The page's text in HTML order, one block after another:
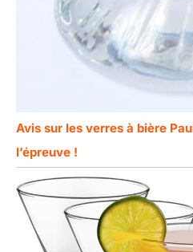
Avis sur les verres à bière
l’épreuve !